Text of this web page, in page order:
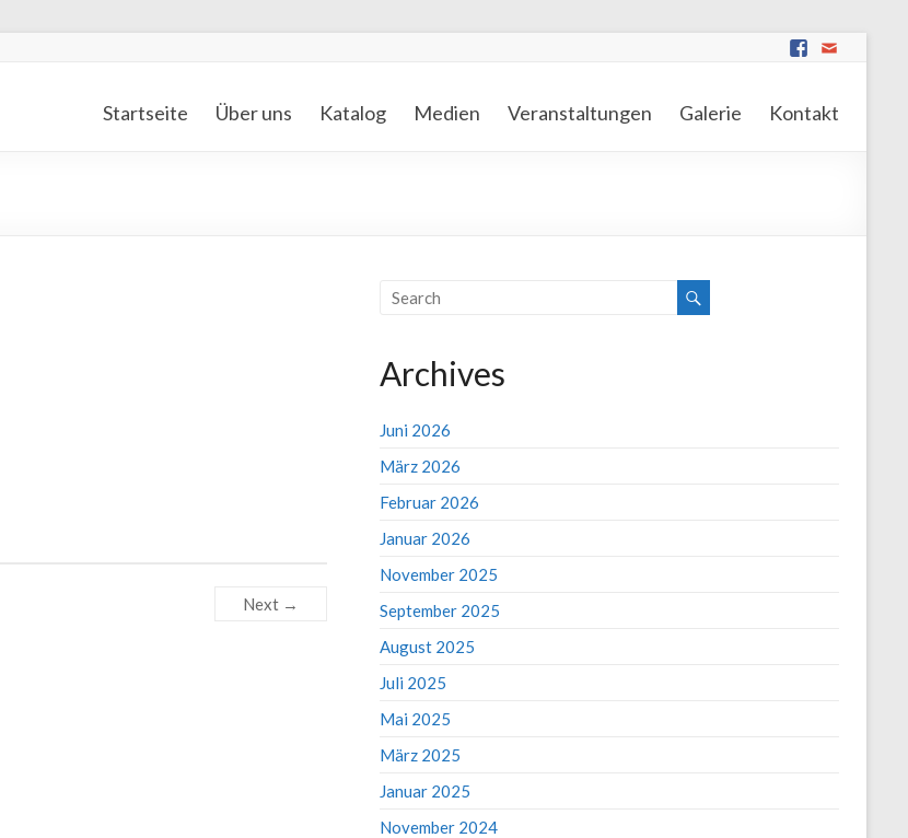
Startseite Über uns Katalog Medien Veranstaltungen Galerie Kontakt
Next →
Archives
Juni 2026
März 2026
Februar 2026
Januar 2026
November 2025
September 2025
August 2025
Juli 2025
Mai 2025
März 2025
Januar 2025
November 2024